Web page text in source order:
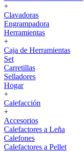
+
Clavadoras
Engrampadora
Herramientas
+
Caja de Herramientas
Set
Carretillas
Selladores
Hogar
+
Calefacción
+
Accesorios
Calefactores a Leña
Calefones
Calefactores a Pellet